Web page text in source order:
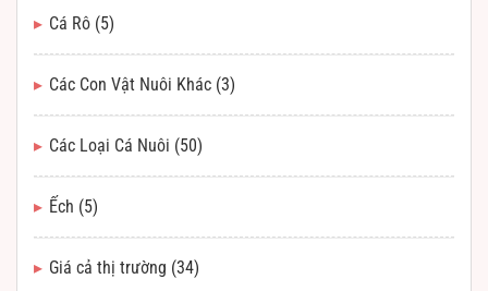
Cá Rô (5)
Các Con Vật Nuôi Khác (3)
Các Loại Cá Nuôi (50)
Ếch (5)
Giá cả thị trường (34)